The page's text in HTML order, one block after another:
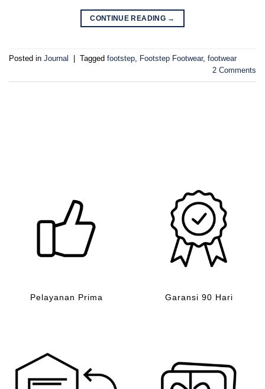
CONTINUE READING →
Posted in Journal Tagged footstep, Footstep Footwear, footwear
2 Comments
Pelayanan Prima Garansi 90 Hari